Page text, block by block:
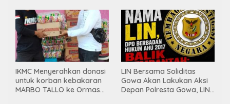
hingga kegiatan sosial.
IKMC Menyerahkan donasi
untuk korban kebakaran
MARBO TALLO ke Ormas
LIN Bersama Soliditas
Gowa Akan Lakukan Aksi
Depan Polresta Gowa, LIN